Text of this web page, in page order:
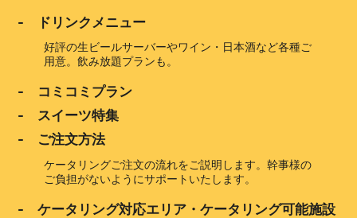
- ドリンクメニュー
好評の生ビールサーバーやワイン・日本酒など各種ご
用意。飲み放題プランも。
- コミコミプラン
- スイーツ特集
- ご注文方法
ケータリングご注文の流れをご説明します。幹事様の
ご負担がないようにサポートいたします。
- ケータリング対応エリア・ケータリング可能施設